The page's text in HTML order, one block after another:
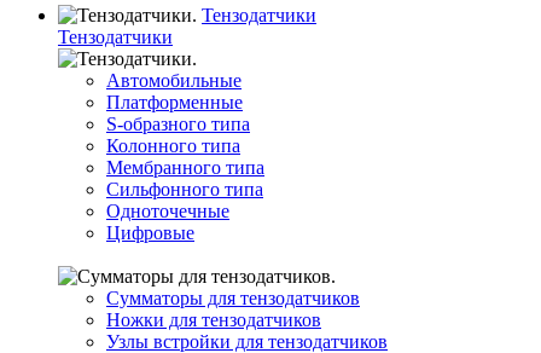
Тензодатчики
Тензодатчики
Автомобильные
Платформенные
S-образного типа
Колонного типа
Мембранного типа
Сильфонного типа
Одноточечные
Цифровые
Сумматоры для тензодатчиков
Ножки для тензодатчиков
Узлы встройки для тензодатчиков